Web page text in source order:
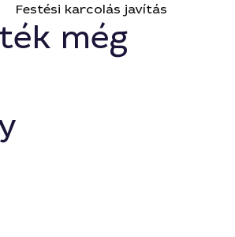
Festési karcolás javítás
még